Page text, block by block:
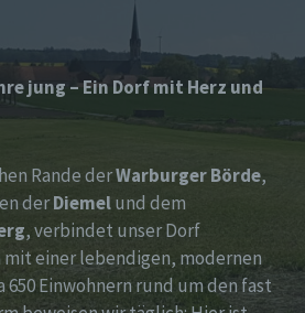
jung – Ein Dorf mit Herz und
Rande derWarburger Börde,
derDiemelund dem
, verbindet unser Dorf
mit einer lebendigen, modernen
650 Einwohnern rund um den fast